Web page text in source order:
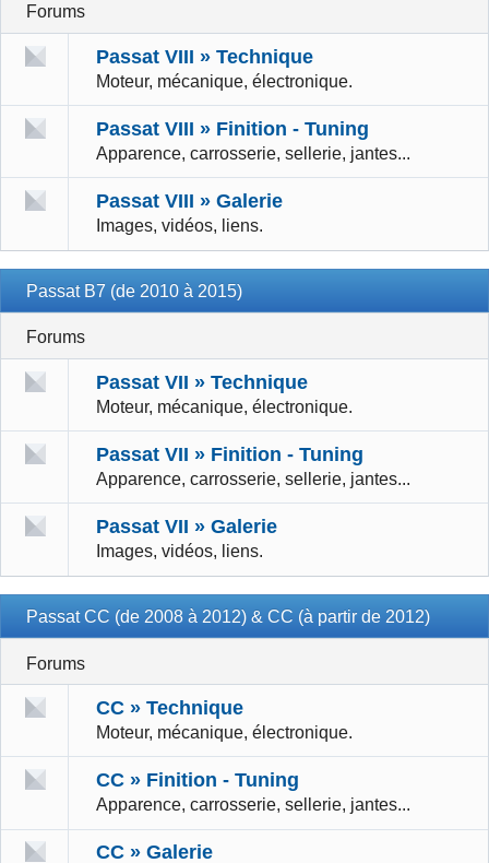
Forums
Passat VIII » Technique
Moteur, mécanique, électronique.
Passat VIII » Finition - Tuning
Apparence, carrosserie, sellerie, jantes...
Passat VIII » Galerie
Images, vidéos, liens.
Passat B7 (de 2010 à 2015)
Forums
Passat VII » Technique
Moteur, mécanique, électronique.
Passat VII » Finition - Tuning
Apparence, carrosserie, sellerie, jantes...
Passat VII » Galerie
Images, vidéos, liens.
Passat CC (de 2008 à 2012) & CC (à partir de 2012)
Forums
CC » Technique
Moteur, mécanique, électronique.
CC » Finition - Tuning
Apparence, carrosserie, sellerie, jantes...
CC » Galerie